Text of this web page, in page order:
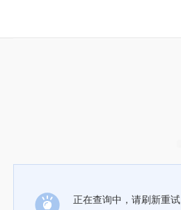
正在查询中，请刷新重试